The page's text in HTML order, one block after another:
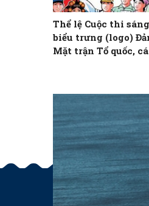
Thể lệ Cuộc thi
biểu trưng (logo)
Mặt trận Tổ quốc,
đại biểu Đảng bộ
Trung ương lần thứ
nhiệm kỳ 2025 –